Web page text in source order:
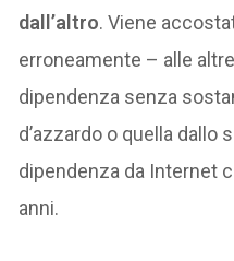
dall’altro. Viene
erroneamente – alle
dipendenza senza
d’azzardo o quella dallo
dipendenza da Internet
anni.